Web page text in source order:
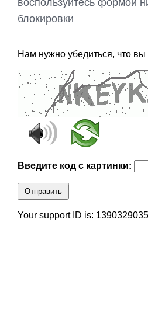
воспользуйтесь формой
блокировки
Нам нужно убедиться, что
Введите код с картинки:
Отправить
Your support ID is: